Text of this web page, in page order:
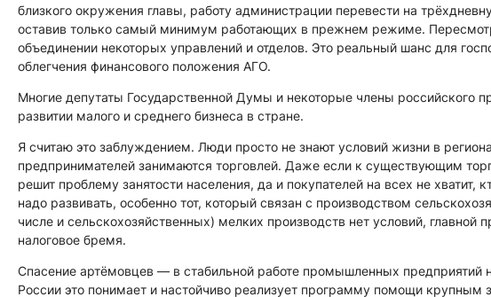
близкого окружения главы, работу администрации перевести на
оставив только самый минимум работающих в прежнем режиме.
объединении некоторых управлений и отделов. Это реальный шанс для
облегчения финансового положения АГО.
Многие депутаты Государственной Думы и некоторые члены российского
развитии малого и среднего бизнеса в стране.
Я считаю это заблуждением. Люди просто не знают условий жизни в
предпринимателей занимаются торговлей. Даже если к существующим
решит проблему занятости населения, да и покупателей на всех не хватит,
надо развивать, особенно тот, который связан с производством
числе и сельскохозяйственных) мелких производств нет условий,
налоговое бремя.
Спасение артёмовцев — в стабильной работе промышленных
России это понимает и настойчиво реализует программу помощи крупным